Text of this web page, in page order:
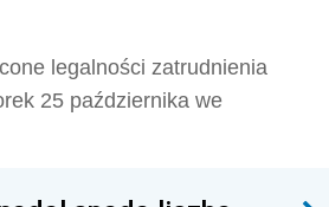
legalności zatrudnienia
25 października we